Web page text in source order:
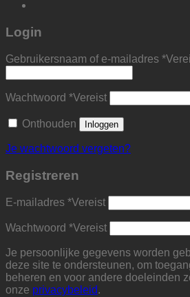
Login
Gebruikersnaam of e-mailadres *
Wachtwoord *Vereist
Onthouden Inloggen
Je wachtwoord vergeten?
Registreren
E-mailadres *Vereist
Wachtwoord *Vereist
Je persoonlijke gegevens worden
deze site te ondersteunen, om
beheren en voor andere doeleinden
onze privacybeleid.